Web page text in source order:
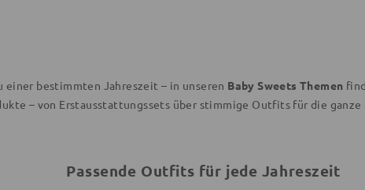
einer bestimmten Jahreszeit – in unseren Baby Sweets Themen
– von Erstausstattungssets über stimmige Outfits für die ganze
Passende Outfits für jede Jahreszeit